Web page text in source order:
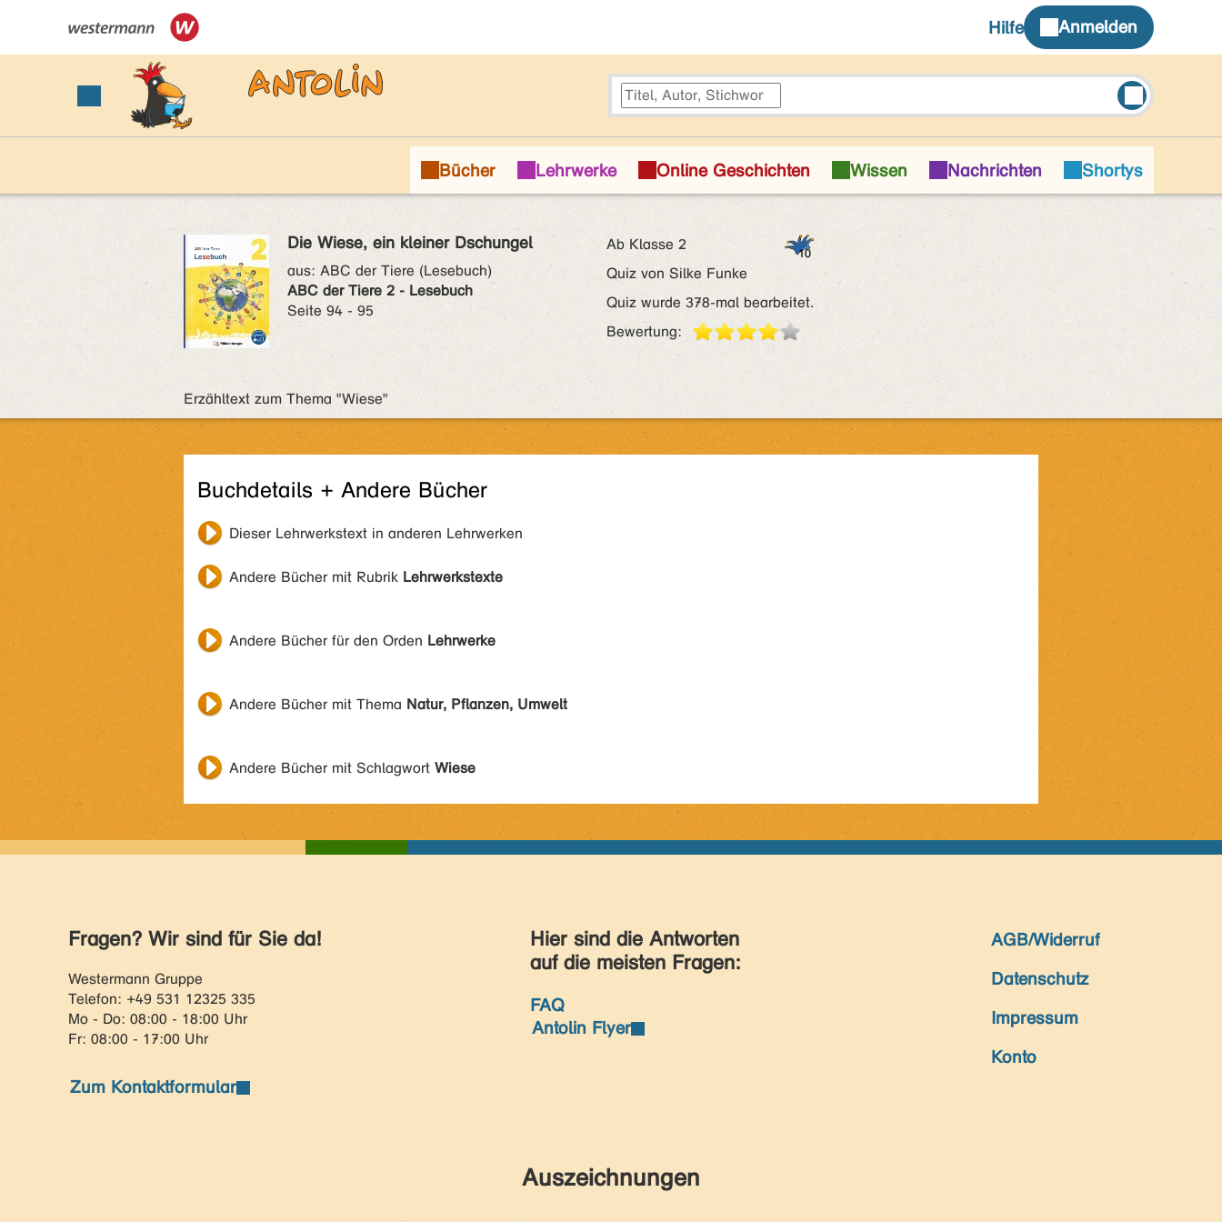
Die Wiese, ein kleiner Dschungel
aus: ABC der Tiere (Lesebuch)
ABC der Tiere 2 - Lesebuch
Seite 94 - 95
Ab Klasse 2
Quiz von Silke Funke
Quiz wurde 378-mal bearbeitet.
Bewertung:
Erzähltext zum Thema "Wiese"
Buchdetails + Andere Bücher
Dieser Lehrwerkstext in anderen Lehrwerken
Andere Bücher mit Rubrik Lehrwerkstexte
Andere Bücher für den Orden Lehrwerke
Andere Bücher mit Thema Natur, Pflanzen, Umwelt
Andere Bücher mit Schlagwort Wiese